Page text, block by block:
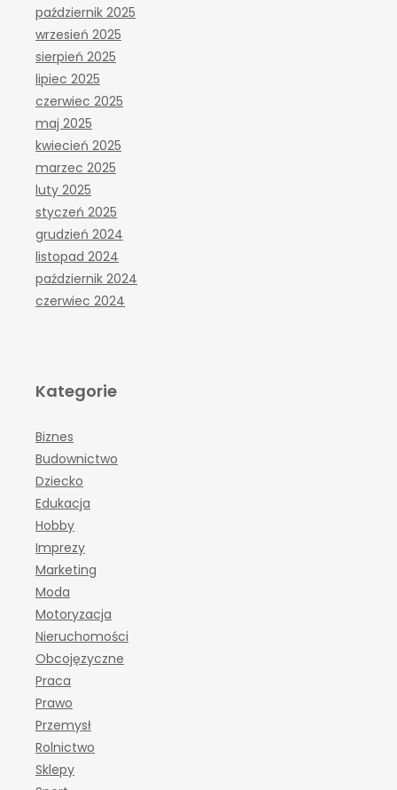
październik 2025
wrzesień 2025
sierpień 2025
lipiec 2025
czerwiec 2025
maj 2025
kwiecień 2025
marzec 2025
luty 2025
styczeń 2025
grudzień 2024
listopad 2024
październik 2024
czerwiec 2024
Kategorie
Biznes
Budownictwo
Dziecko
Edukacja
Hobby
Imprezy
Marketing
Moda
Motoryzacja
Nieruchomości
Obcojęzyczne
Praca
Prawo
Przemysł
Rolnictwo
Sklepy